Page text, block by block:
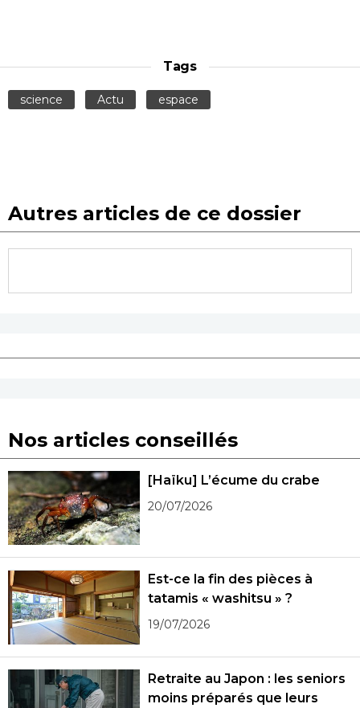
Tags
science Actu espace
Autres articles de ce dossier
Nos articles conseillés
[Haïku] L’écume du crabe
20/07/2026
Est-ce la fin des pièces à
tatamis « washitsu » ?
19/07/2026
Retraite au Japon : les seniors
moins préparés que leurs